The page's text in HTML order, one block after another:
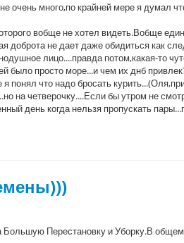
очень много,по крайней мере я думал
вобще не хотел видеть.Вобще
доброта не дает даже обидиться как
лицо....правда потом,какая-то
было просто море...и чем их днб
понял что надо бросать
на четверочку....Если бы утром не
день когда нельзя пропускать
Большую Перестановку и Уборку.В